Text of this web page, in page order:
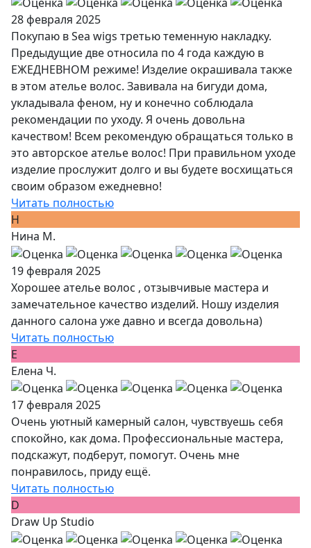
28 февраля 2025
Покупаю в Sea wigs третью теменную накладку.
Предыдущие две относила по 4 года каждую в
ЕЖЕДНЕВНОМ режиме! Изделие окрашивала также
в этом ателье волос. Завивала на бигуди дома,
укладывала феном, ну и конечно соблюдала
рекомендации по уходу. Я очень довольна
качеством! Всем рекомендую обращаться только в
это авторское ателье волос! При правильном уходе
изделие прослужит долго и вы будете восхищаться
своим образом ежедневно!
Читать полностью
Н
Нина М.
19 февраля 2025
Хорошее ателье волос , отзывчивые мастера и
замечательное качество изделий. Ношу изделия
данного салона уже давно и всегда довольна)
Читать полностью
Е
Елена Ч.
17 февраля 2025
Очень уютный камерный салон, чувствуешь себя
спокойно, как дома. Профессиональные мастера,
подскажут, подберут, помогут. Очень мне
понравилось, приду ещё.
Читать полностью
D
Draw Up Studio